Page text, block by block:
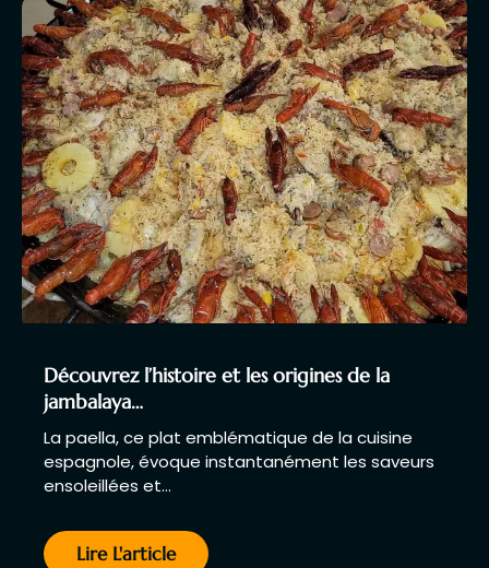
Découvrez l’histoire et les origines de la
jambalaya…
La paella, ce plat emblématique de la cuisine
espagnole, évoque instantanément les saveurs
ensoleillées et…
Lire L'article